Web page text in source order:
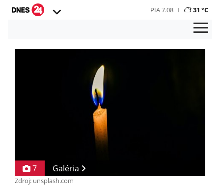
PIA 7.08 31 °C
7 Galéria
Zdroj: unsplash.com